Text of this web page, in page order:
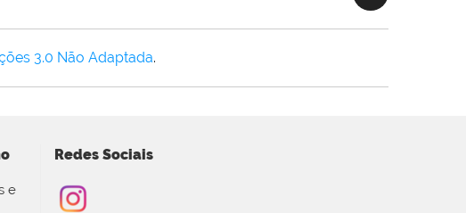
3.0 Não Adaptada.
e
Redes Sociais